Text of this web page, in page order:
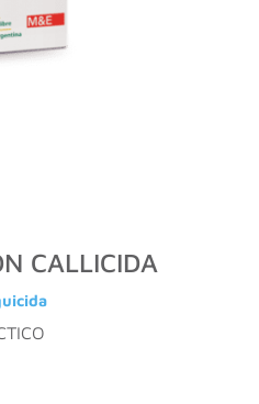
CALLICIDA